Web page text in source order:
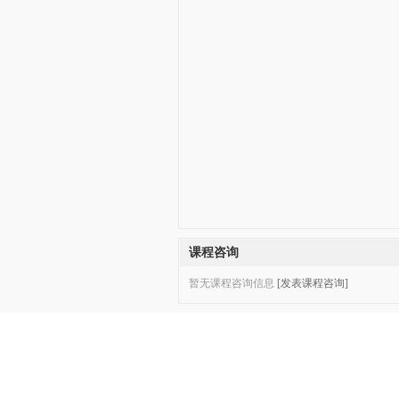
课程咨询
暂无课程咨询信息 [发表课程咨询]